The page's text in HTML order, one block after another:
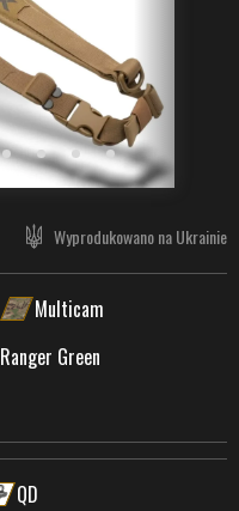
Wyprodukowano na Ukrainie
Multicam
Ranger Green
QD